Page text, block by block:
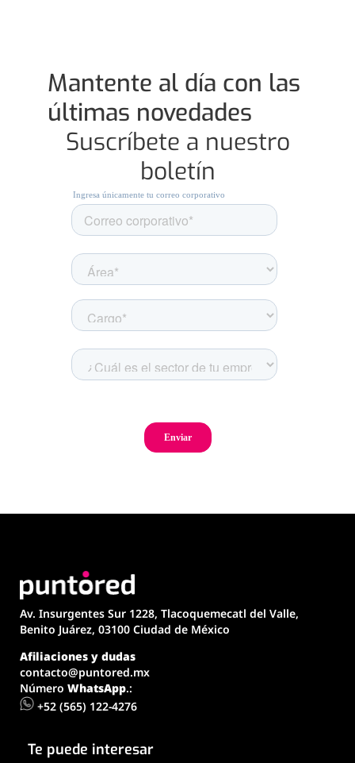
Mantente al día con las
últimas novedades
Suscríbete a nuestro
boletín
Av. Insurgentes Sur 1228, Tlacoquemecatl del Valle,
Benito Juárez, 03100 Ciudad de México
Afiliaciones y dudas
contacto@puntored.mx
Número WhatsApp.:
+52 (565) 122-4276
Te puede interesar